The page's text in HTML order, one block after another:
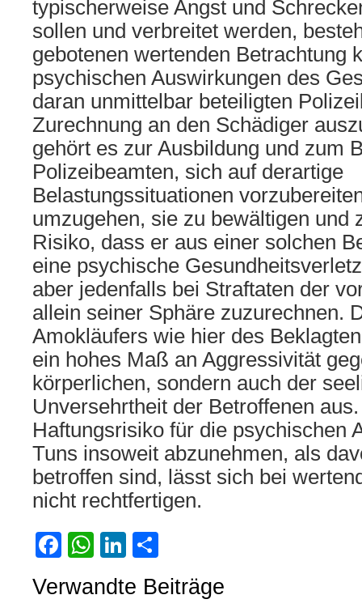
typischerweise Angst und
sollen und verbreitet werden,
gebotenen wertenden Betrachtung
psychischen Auswirkungen des
daran unmittelbar beteiligten
Zurechnung an den Schädiger
gehört es zur Ausbildung und zum
Polizeibeamten, sich auf derartige
Belastungssituationen
umzugehen, sie zu bewältigen und
Risiko, dass er aus einer solchen
eine psychische
aber jedenfalls bei Straftaten der
allein seiner Sphäre zuzurechnen.
Amokläufers wie hier des
ein hohes Maß an Aggressivität
körperlichen, sondern auch der
Unversehrtheit der Betroffenen
Haftungsrisiko für die psychischen
Tuns insoweit abzunehmen, als
betroffen sind, lässt sich bei
nicht rechtfertigen.
Facebook
WhatsApp
LinkedIn
Verwandte Beiträge